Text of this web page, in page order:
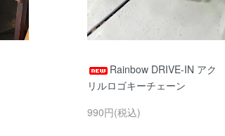
Rainbow DRIVE-IN アク
リルロゴキーチェーン
990円(税込)